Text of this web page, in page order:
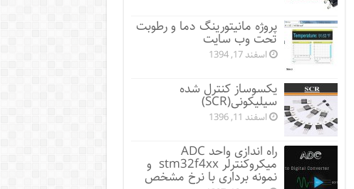
پروژه مانيتورينگ دما و رطوبت
تحت وب سایت
اسفند 17, 1394
یکسوساز کنترل شده
سیلیکونی(SCR)
اسفند 11, 1396
راه اندازی واحد ADC
میکروکنترلر stm32f4xx و
نمونه برداری با نرخ مشخص